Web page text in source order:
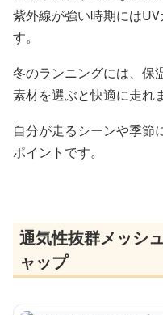
紫外線が強い時期には
す。
冬のランニングには、保
素材を選ぶと快適に走れ
自分が走るシーンや季節
ポイントです。
通気性抜群メッシ
ャップ